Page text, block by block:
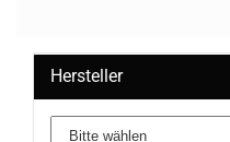
Hersteller